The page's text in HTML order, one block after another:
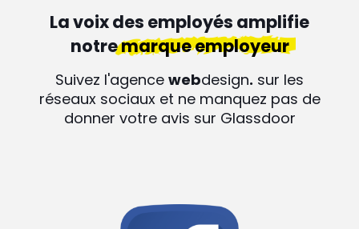
La voix des employés amplifie
notremarque employeur
Suivez l'agence webdesign. sur les
réseaux sociaux et ne manquez pas de
donner votre avis sur Glassdoor